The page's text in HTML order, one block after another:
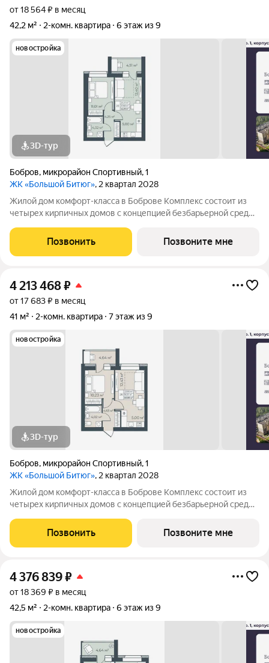
от 18 564 ₽ в месяц
42,2 м²
2-комн. квартира 6 этаж из 9
новостройка
3D-тур
Бобров, микрорайон Спортивный,1
ЖК «Большой Битюг», 2 квартал 2028
Жилой дом комфорт-класса в Боброве Комплекс состоит из
четырех кирпичных домов с концепцией безбарьерной среды,
пожилых людей и родителей с колясками. Функциональное
использование квадратных
Позвонить Позвоните мне
4 213 468₽
от 17 683 ₽ в месяц
41 м²
2-комн. квартира 7 этаж из 9
новостройка
3D-тур
Бобров, микрорайон Спортивный,1
ЖК «Большой Битюг», 2 квартал 2028
Жилой дом комфорт-класса в Боброве Комплекс состоит из
четырех кирпичных домов с концепцией безбарьерной среды,
пожилых людей и родителей с колясками. Функциональное
использование квадратных
Позвонить Позвоните мне
4 376 839₽
от 18 369 ₽ в месяц
42,5 м²
2-комн. квартира 6 этаж из 9
новостройка